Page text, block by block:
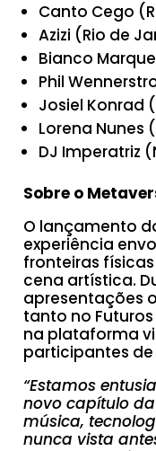
Canto Cego
Azizi (Rio de
Bianco
Phil
Josiel Konrad
Lorena Nunes
DJ Imperatriz
Sobre o
O lançamento
experiência
fronteiras
cena artística.
apresentações
tanto no
na plataforma
participantes
“Estamos
novo capítulo
música,
nunca vista